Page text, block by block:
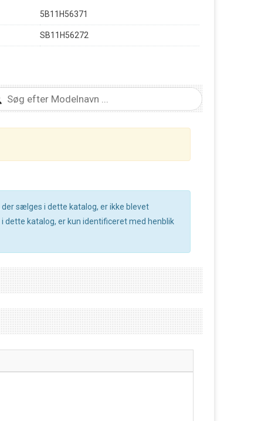
5B11H56371
SB11H56272
sælges i dette katalog, er ikke blevet
katalog, er kun identificeret med henblik